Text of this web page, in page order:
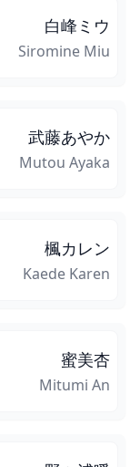
白峰ミウ
Siromine Miu
武藤あやか
Mutou Ayaka
楓カレン
Kaede Karen
蜜美杏
Mitumi An